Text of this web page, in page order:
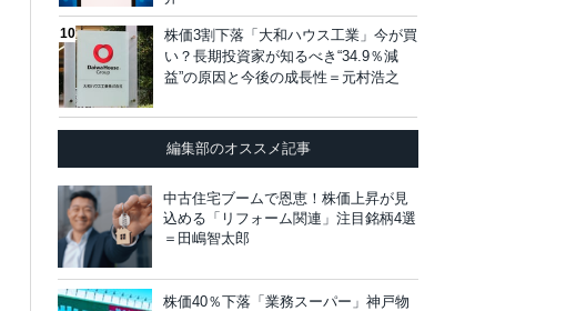
株価3割下落「大和ハウス工業」今が買
い？長期投資家が知るべき“34.9％減
益”の原因と今後の成長性＝元村浩之
編集部のオススメ記事
中古住宅ブームで恩恵！株価上昇が見
込める「リフォーム関連」注目銘柄4選
＝田嶋智太郎
株価40％下落「業務スーパー」神戸物